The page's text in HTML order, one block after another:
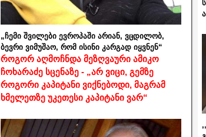
„ჩემი შვილები ევროპაში არიან, ვცდილობ,
ბევრი ვიმუშაო, რომ ისინი კარგად იყვნენ“
როგორ აღმოჩნდა მეზღვაური ამიკო
ჩოხარაძე სცენაზე - „არ ვიცი, გემზე
როგორი კაპიტანი ვიქნებოდი, მაგრამ
ხმელეთზე უკეთესი კაპიტანი ვარ“